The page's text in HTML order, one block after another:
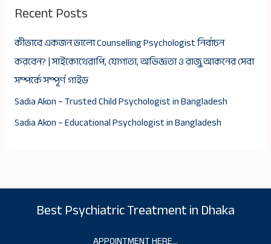
Recent Posts
কীভাবে একজন ভালো Counselling Psychologist নির্বাচন
করবেন? | সাইকোথেরাপি, যোগ্যতা, অভিজ্ঞতা ও রাজু আকনের সেবা
সম্পর্কে সম্পূর্ণ গাইড
Sadia Akon – Trusted Child Psychologist in Bangladesh
Sadia Akon – Educational Psychologist in Bangladesh
Best Psychiatric Treatment in Dhaka